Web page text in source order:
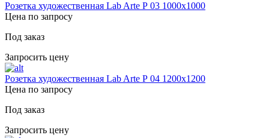
Розетка художественная Lab Arte Р 03 1000х1000
Цена по запросу
Под заказ
Запросить цену
Розетка художественная Lab Arte Р 04 1200х1200
Цена по запросу
Под заказ
Запросить цену